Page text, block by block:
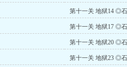
第十一关 地狱14 ◎
第十一关 地狱17 ◎
第十一关 地狱20 ◎
第十一关 地狱23 ◎